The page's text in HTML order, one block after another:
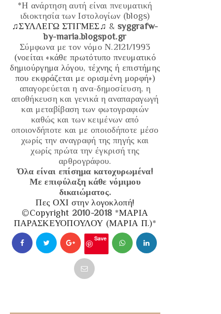
*Η ανάρτηση αυτή είναι πνευματική
ιδιοκτησία των Ιστολογίων (blogs)
♫ΣΥΛΛΕΓΩ ΣΤΙΓΜΕΣ♫ & syggrafw-
by-maria.blogspot.gr
Σύμφωνα με τον νόμο Ν.2121/1993
(νοείται «κάθε πρωτότυπο πνευματικό
δημιούργημα λόγου, τέχνης ή επιστήμης
που εκφράζεται με ορισμένη μορφή»)
απαγορεύεται η ανα-δημοσίευση, η
αποθήκευση και γενικά η αναπαραγωγή
και μεταβίβαση των φωτογραφιών
καθώς και των κειμένων από
οποιονδήποτε και με οποιοδήποτε μέσο
χωρίς την αναγραφή της πηγής και
χωρίς πρώτα την έγκρισή της
αρθρογράφου.
Όλα είναι επίσημα κατοχυρωμένα!
Με επιφύλαξη κάθε νόμιμου
δικαιώματος.
Πες ΟΧΙ στην λογοκλοπή!
©Copyright 2010-2018 *ΜΑΡΙΑ
ΠΑΡΑΣΚΕΥΟΠΟΥΛΟΥ (ΜΑΡΙΑ Π.)*
Save